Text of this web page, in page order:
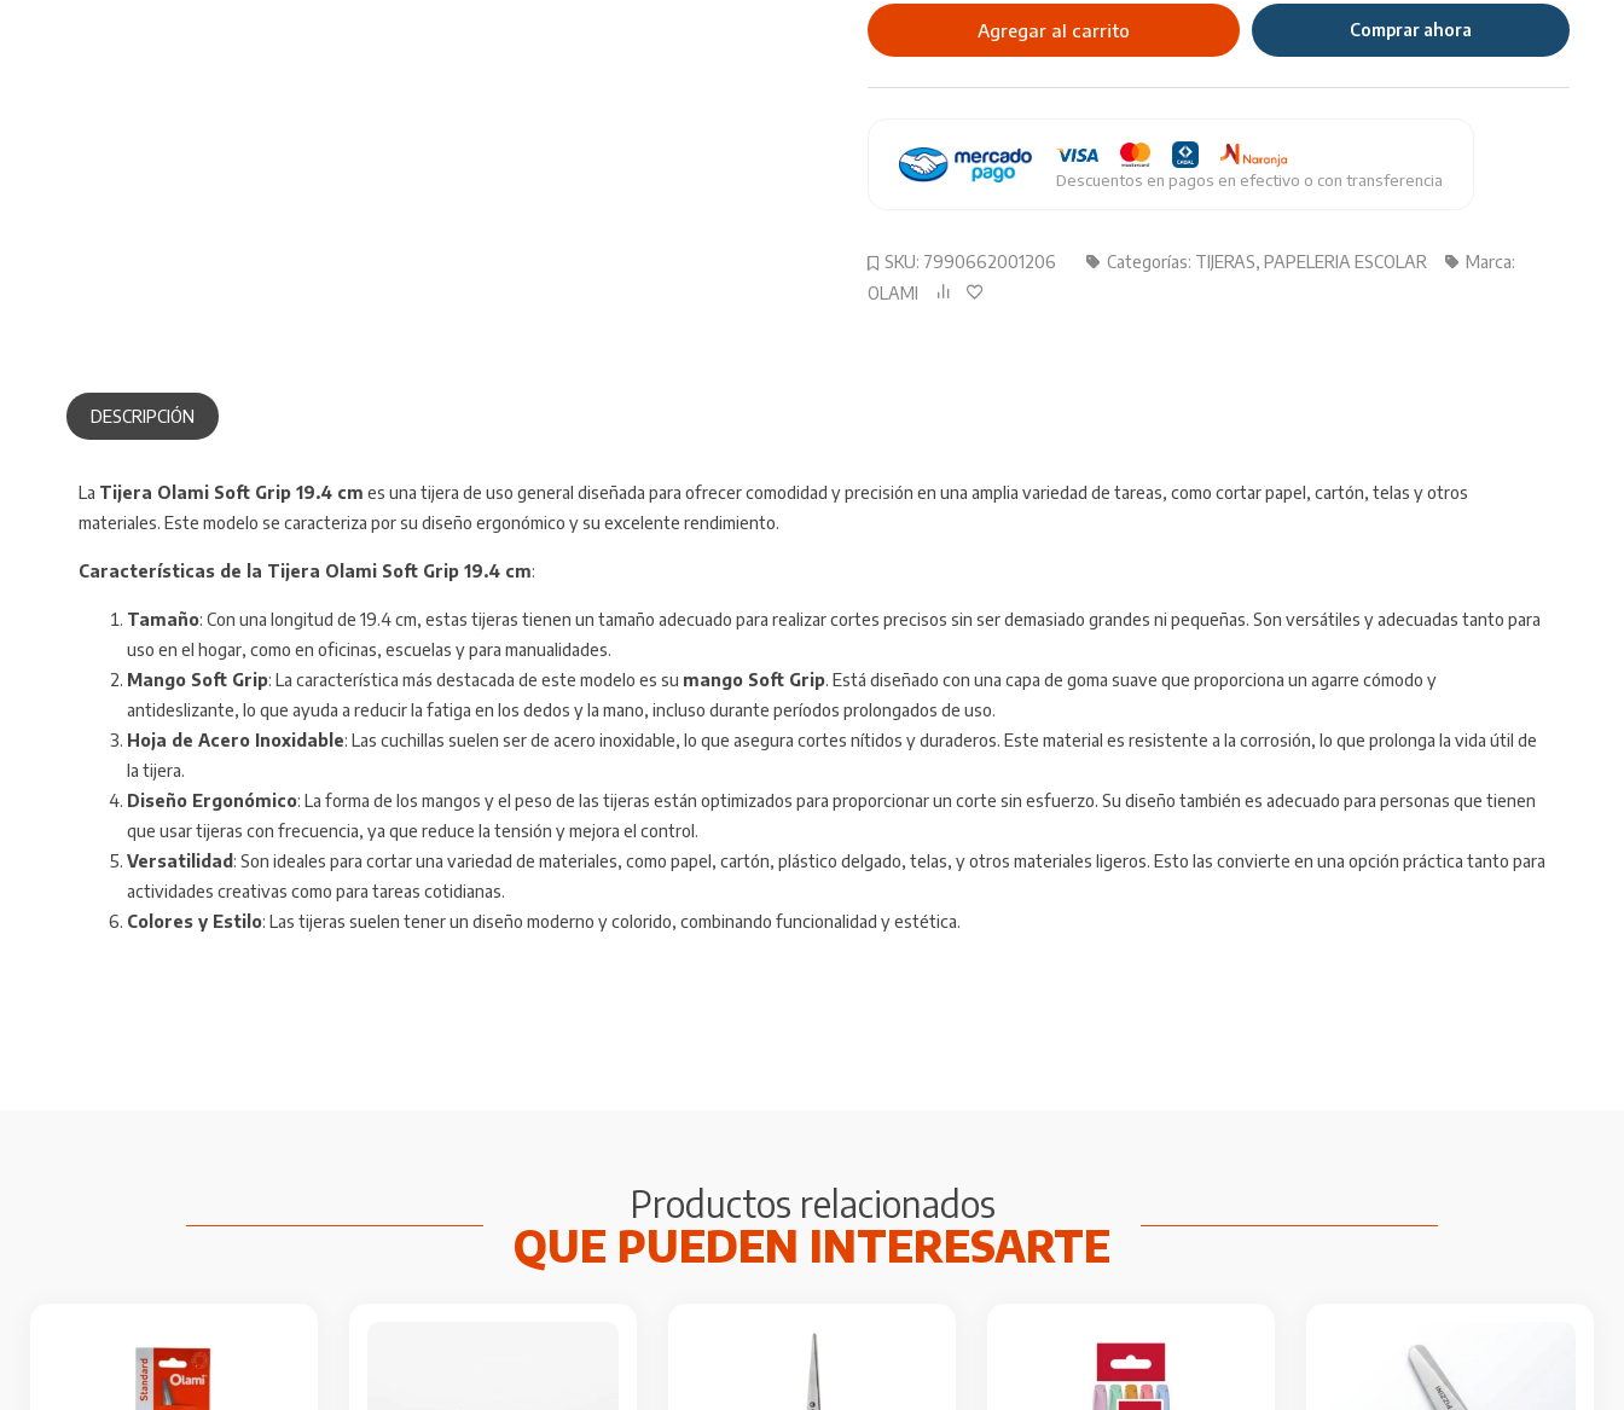
Soft
Grip
Agregar al carrito Comprar ahora
SKU: 7990662001206 Categorías: TIJERAS, PAPELERIA ESCOLAR
Marca:
OLAMI
Descuentos en pagos en efectivo o con transferencia
DESCRIPCIÓN
La Tijera Olami Soft Grip 19.4 cm es una tijera de uso general diseñada para ofrecer comodidad y precisión en una amplia variedad de tareas, como cortar papel, cartón, telas y otros
materiales. Este modelo se caracteriza por su diseño ergonómico y su excelente rendimiento.
Características de la Tijera Olami Soft Grip 19.4 cm:
Tamaño: Con una longitud de 19.4 cm, estas tijeras tienen un tamaño adecuado para realizar cortes precisos sin ser demasiado grandes ni pequeñas. Son versátiles y adecuadas tanto para
uso en el hogar, como en oficinas, escuelas y para manualidades.
Mango Soft Grip: La característica más destacada de este modelo es su mango Soft Grip. Está diseñado con una capa de goma suave que proporciona un agarre cómodo y
antideslizante, lo que ayuda a reducir la fatiga en los dedos y la mano, incluso durante períodos prolongados de uso.
Hoja de Acero Inoxidable: Las cuchillas suelen ser de acero inoxidable, lo que asegura cortes nítidos y duraderos. Este material es resistente a la corrosión, lo que prolonga la vida útil de
la tijera.
Diseño Ergonómico: La forma de los mangos y el peso de las tijeras están optimizados para proporcionar un corte sin esfuerzo. Su diseño también es adecuado para personas que tienen
que usar tijeras con frecuencia, ya que reduce la tensión y mejora el control.
Versatilidad: Son ideales para cortar una variedad de materiales, como papel, cartón, plástico delgado, telas, y otros materiales ligeros. Esto las convierte en una opción práctica tanto para
actividades creativas como para tareas cotidianas.
Colores y Estilo: Las tijeras suelen tener un diseño moderno y colorido, combinando funcionalidad y estética.
Productos relacionados